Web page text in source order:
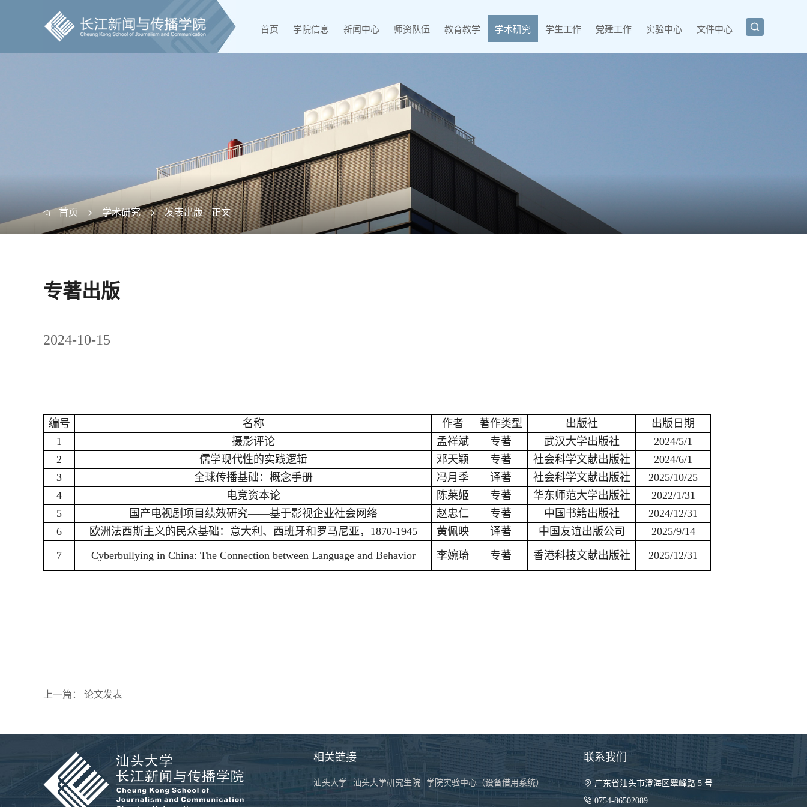
首页 学院信息 新闻中心 师资队伍 教育教学 学术研究 学生工作 党建工作 实验中心 文件中心 
 首页  学术研究  发表出版 正文
专著出版
2024-10-15
编号 名称 作者 著作类型 出版社
出版日期
1
摄影评论 孟祥斌 专著 武汉大学出版社
2024/5/1
2
儒学现代性的实践逻辑 邓天颖 专著 社会科学文献出版社
2024/6/1
3
全球传播基础：概念手册 冯月季 译著 社会科学文献出版社
2025/10/25
4
电竞资本论 陈莱姬 专著 华东师范大学出版社
2022/1/31
5
国产电视剧项目绩效研究——基于影视企业社会网络 赵忠仁 专著 中国书籍出版社
2024/12/31
6
欧洲法西斯主义的民众基础：意大利、西班牙和罗马尼亚，1870-1945 黄佩映 译著 中国友谊出版公司
2025/9/14
7
Cyberbullying in China: The Connection between Language and Behavior 李婉琦 专著 香港科技文献出版社 2025/12/31
上一篇 ： 论文发表
相关链接
汕头大学 汕头大学研究生院 学院实验中心（设备借用系统）
联系我们
 广东省汕头市澄海区翠峰路 5 号
 0754-86502089